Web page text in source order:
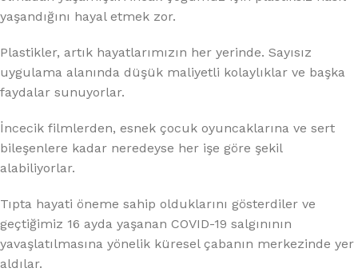
yaşandığını hayal etmek zor.
Plastikler, artık hayatlarımızın her yerinde. Sayısız
uygulama alanında düşük maliyetli kolaylıklar ve başka
faydalar sunuyorlar.
İncecik filmlerden, esnek çocuk oyuncaklarına ve sert
bileşenlere kadar neredeyse her işe göre şekil
alabiliyorlar.
Tıpta hayati öneme sahip olduklarını gösterdiler ve
geçtiğimiz 16 ayda yaşanan COVID-19 salgınının
yavaşlatılmasına yönelik küresel çabanın merkezinde yer
aldılar.